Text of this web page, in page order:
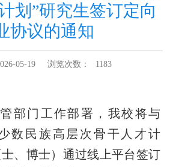
划”研究生签订定向
协议的通知
05-19 浏览次数： 1183
部门工作部署，我校将与
数民族高层次骨干人才计
、博士）通过线上平台签订